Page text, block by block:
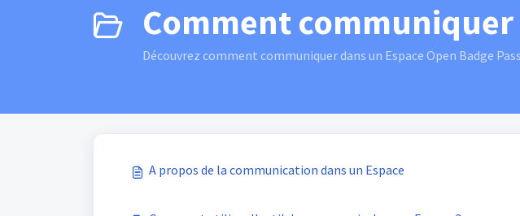
Comment communiquer
Découvrez comment communiquer dans un Espace Open Badge
A propos de la communication dans un Espace